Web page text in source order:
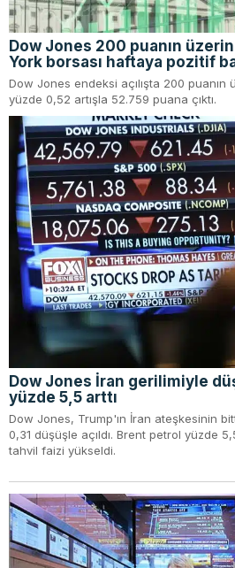
Dow Jones 200 puanın
York borsası haftaya pozitif
Dow Jones endeksi açılışta 200
yüzde 0,52 artışla 52.759 puana çıktı.
Dow Jones İran gerilimiyle
yüzde 5,5 arttı
Dow Jones, Trump'ın İran ateşkesinin
0,31 düşüşle açıldı. Brent petrol yüzde
tahvil faizi yükseldi.